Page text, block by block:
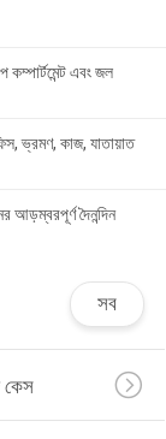
কম্পার্টমেন্ট এবং জল
ভ্রমণ, কাজ, যাতায়াত
আড়ম্বরপূর্ণ দৈনন্দিন
সব
কেস